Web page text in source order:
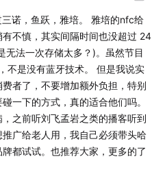
雅培糖尿病业务大中华区市
放电波”主播
诺，鱼跃，雅培。 雅培的nfc给
不慎，其实间隔时间也没超过 24
无法一次存储太多？)。虽然节目
有蓝牙技术。 但是我说实
者了，不要增加额外负担，特别
一下的方式，真的适合他们吗。
之前听刘飞孟岩之类的播客听到
广给老人用，我自己必须带头哈
都试试。也推荐大家，更多的了